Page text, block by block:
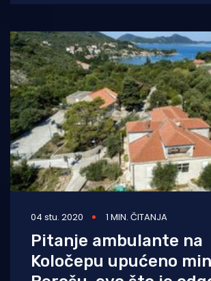
– energetska obnova zgrade
04 stu. 2020 1 MIN. ČITANJA
Pitanje ambulante na
Koločepu upućeno